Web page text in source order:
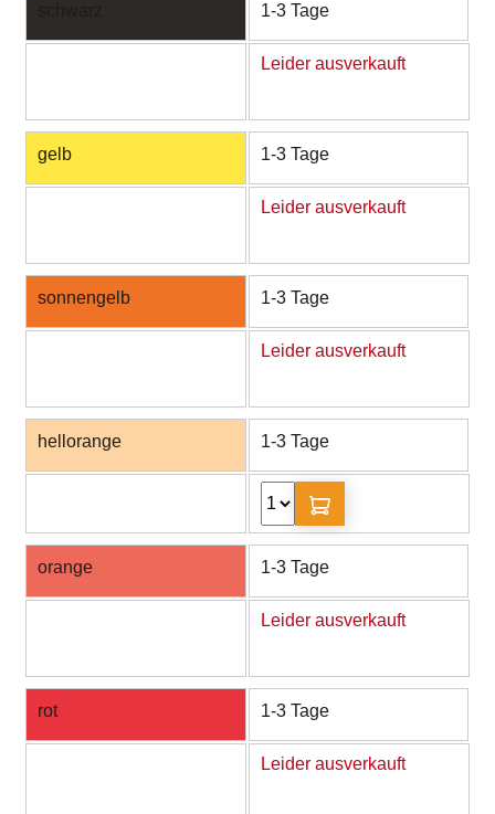
1-3 Tage
Leider ausverkauft
gelb 1-3 Tage
Leider ausverkauft
sonnengelb 1-3 Tage
Leider ausverkauft
hellorange 1-3 Tage
orange 1-3 Tage
Leider ausverkauft
rot 1-3 Tage
Leider ausverkauft